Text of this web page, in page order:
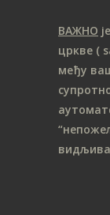
ВАЖНО
цркве (
међу